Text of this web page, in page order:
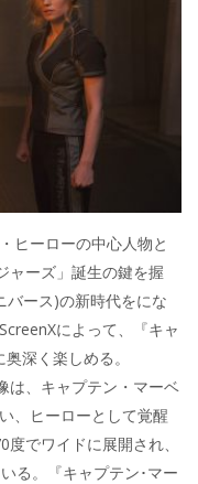
ヒーローの中心人物と
ャーズ」誕生の鍵を握
バース)の新時代をにな
によって、『キャ
深く楽しめる。
は、キャプテン・マーベ
、ヒーローとして覚醒
でワイドに展開され、
る。『キャプテン･マー